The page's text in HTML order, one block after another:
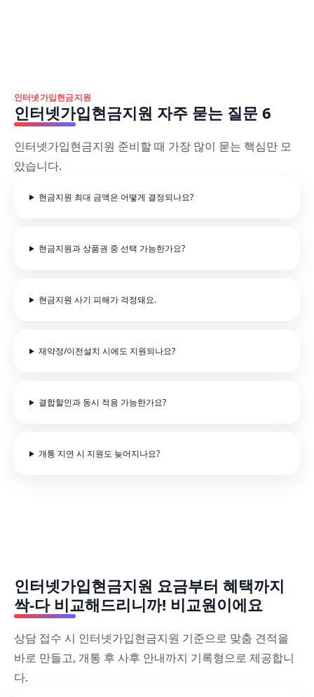
인터넷가입현금지원
인터넷가입현금지원 자주 묻는 질문 6
인터넷가입현금지원 준비할 때 가장 많이 묻는 핵심만 모
았습니다.
현금지원 최대 금액은 어떻게 결정되나요?
현금지원과 상품권 중 선택 가능한가요?
현금지원 사기 피해가 걱정돼요.
재약정/이전설치 시에도 지원되나요?
결합할인과 동시 적용 가능한가요?
개통 지연 시 지원도 늦어지나요?
인터넷가입현금지원 요금부터 혜택까지
싹-다 비교해드리니까! 비교원이에요
상담 접수 시 인터넷가입현금지원 기준으로 맞춤 견적을
바로 만들고, 개통 후 사후 안내까지 기록형으로 제공합니
다.